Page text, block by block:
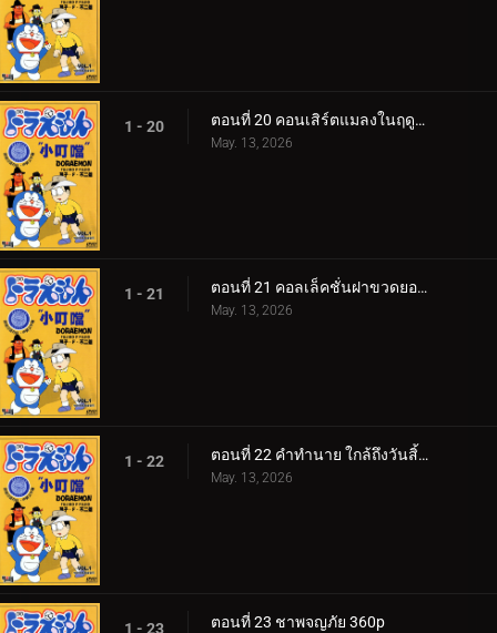
1 - 20 ตอนที่ 20 คอนเสิร์ตแมลงในฤดูใบไม้ร่วง
May. 13, 2026
1 - 21 ตอนที่ 21 คอลเล็คชั่นฝาขวดยอดนิยม
May. 13, 2026
1 - 22 ตอนที่ 22 คำทำนาย ใกล้ถึงวันสิ้นโลกแล้วเหรอ v1
May. 13, 2026
1 - 23 ตอนที่ 23 ชาพจญภัย 360p